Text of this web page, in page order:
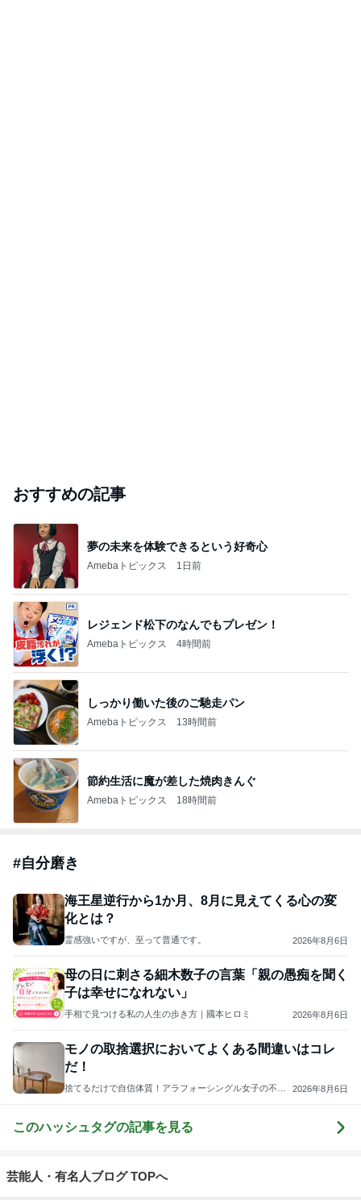
おすすめの記事
夢の未来を体験できるという好奇心
Amebaトピックス 1日前
レジェンド松下のなんでもプレゼン！
Amebaトピックス 4時間前
しっかり働いた後のご馳走パン
Amebaトピックス 13時間前
節約生活に魔が差した焼肉きんぐ
Amebaトピックス 18時間前
#自分磨き
海王星逆行から1か月、8月に見えてくる心の変
化とは？
霊感強いですが、至って普通です。 2026年8月6日
母の日に刺さる細木数子の言葉「親の愚痴を聞く
子は幸せになれない」
手相で見つける私の人生の歩き方｜國本ヒロミ 2026年8月6日
モノの取捨選択においてよくある間違いはコレ
だ！
捨てるだけで自信体質！アラフォーシングル女子の不安
2026年8月6日
このハッシュタグの記事を見る
芸能人・有名人ブログ TOPへ